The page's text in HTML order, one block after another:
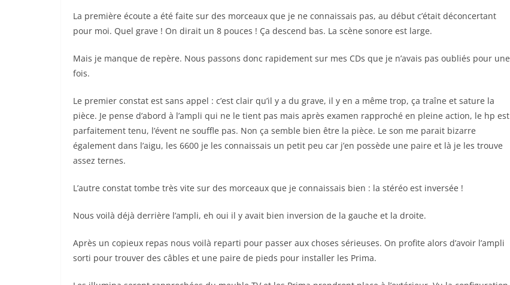
La première écoute a été faite sur des morceaux que je ne connaissais pas, au début c’était déconcertant
pour moi. Quel grave ! On dirait un 8 pouces ! Ça descend bas. La scène sonore est large.
Mais je manque de repère. Nous passons donc rapidement sur mes CDs que je n’avais pas oubliés pour une
fois.
Le premier constat est sans appel : c’est clair qu’il y a du grave, il y en a même trop, ça traîne et sature la
pièce. Je pense d’abord à l’ampli qui ne le tient pas mais après examen rapproché en pleine action, le hp est
parfaitement tenu, l’évent ne souffle pas. Non ça semble bien être la pièce. Le son me parait bizarre
également dans l’aigu, les 6600 je les connaissais un petit peu car j’en possède une paire et là je les trouve
assez ternes.
L’autre constat tombe très vite sur des morceaux que je connaissais bien : la stéréo est inversée !
Nous voilà déjà derrière l’ampli, eh oui il y avait bien inversion de la gauche et la droite.
Après un copieux repas nous voilà reparti pour passer aux choses sérieuses. On profite alors d’avoir l’ampli
sorti pour trouver des câbles et une paire de pieds pour installer les Prima.